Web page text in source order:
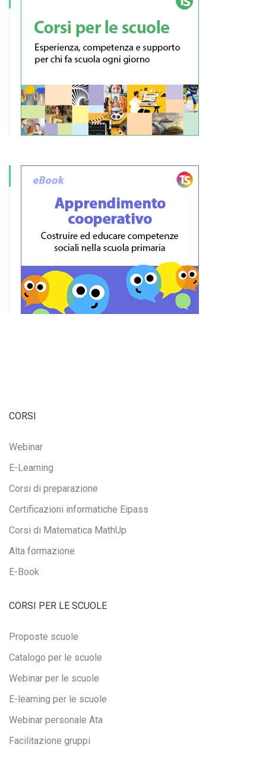
CORSI
Webinar
E-Learning
Corsi di preparazione
Certificazioni informatiche Eipass
Corsi di Matematica MathUp
Alta formazione
E-Book
CORSI PER LE SCUOLE
Proposte scuole
Catalogo per le scuole
Webinar per le scuole
E-learning per le scuole
Webinar personale Ata
Facilitazione gruppi